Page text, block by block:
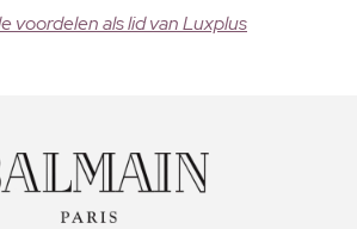
voordelen als lid van Luxplus